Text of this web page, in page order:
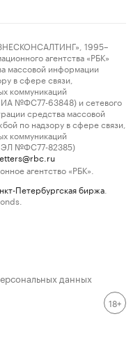
1995–
агентства «РБК»
массовой информации
в сфере связи,
коммуникаций
ИА №ФС77-63848) и сетевого
средства массовой
по надзору в сфере связи,
коммуникаций
ЭЛ №ФС77-82385)
агентство «РБК».
Петербургская биржа
данных
18+